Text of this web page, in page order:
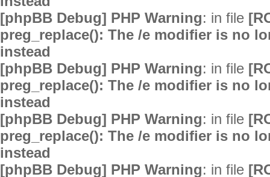
[phpBB Debug] PHP Warning: in file
preg_replace(): The /e modifier is no
instead
[phpBB Debug] PHP Warning: in file
preg_replace(): The /e modifier is no
instead
[phpBB Debug] PHP Warning: in file
preg_replace(): The /e modifier is no
instead
[phpBB Debug] PHP Warning: in file